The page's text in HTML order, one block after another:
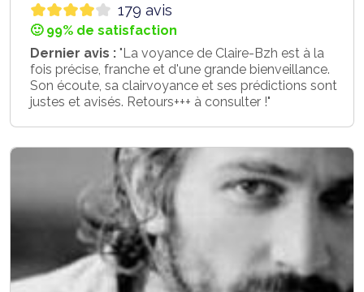
179 avis
🙂 99% de satisfaction
Dernier avis : "La voyance de Claire-Bzh est à la
fois précise, franche et d'une grande bienveillance.
Son écoute, sa clairvoyance et ses prédictions sont
justes et avisés. Retours+++ à consulter !"